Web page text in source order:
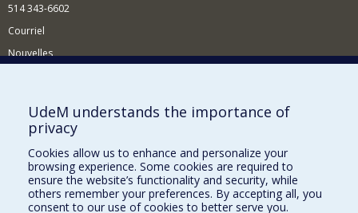
514 343-6602
Courriel
Nouvelles
Comment soutenir le Département?
BESOIN D'AIDE?
Plan du site
Signaler une erreur
Accessibilité
UdeM understands the importance of
privacy
Cookies allow us to enhance and personalize your
browsing experience. Some cookies are required to
ensure the website’s functionality and security, while
others remember your preferences. By accepting all, you
consent to our use of cookies to better serve you.